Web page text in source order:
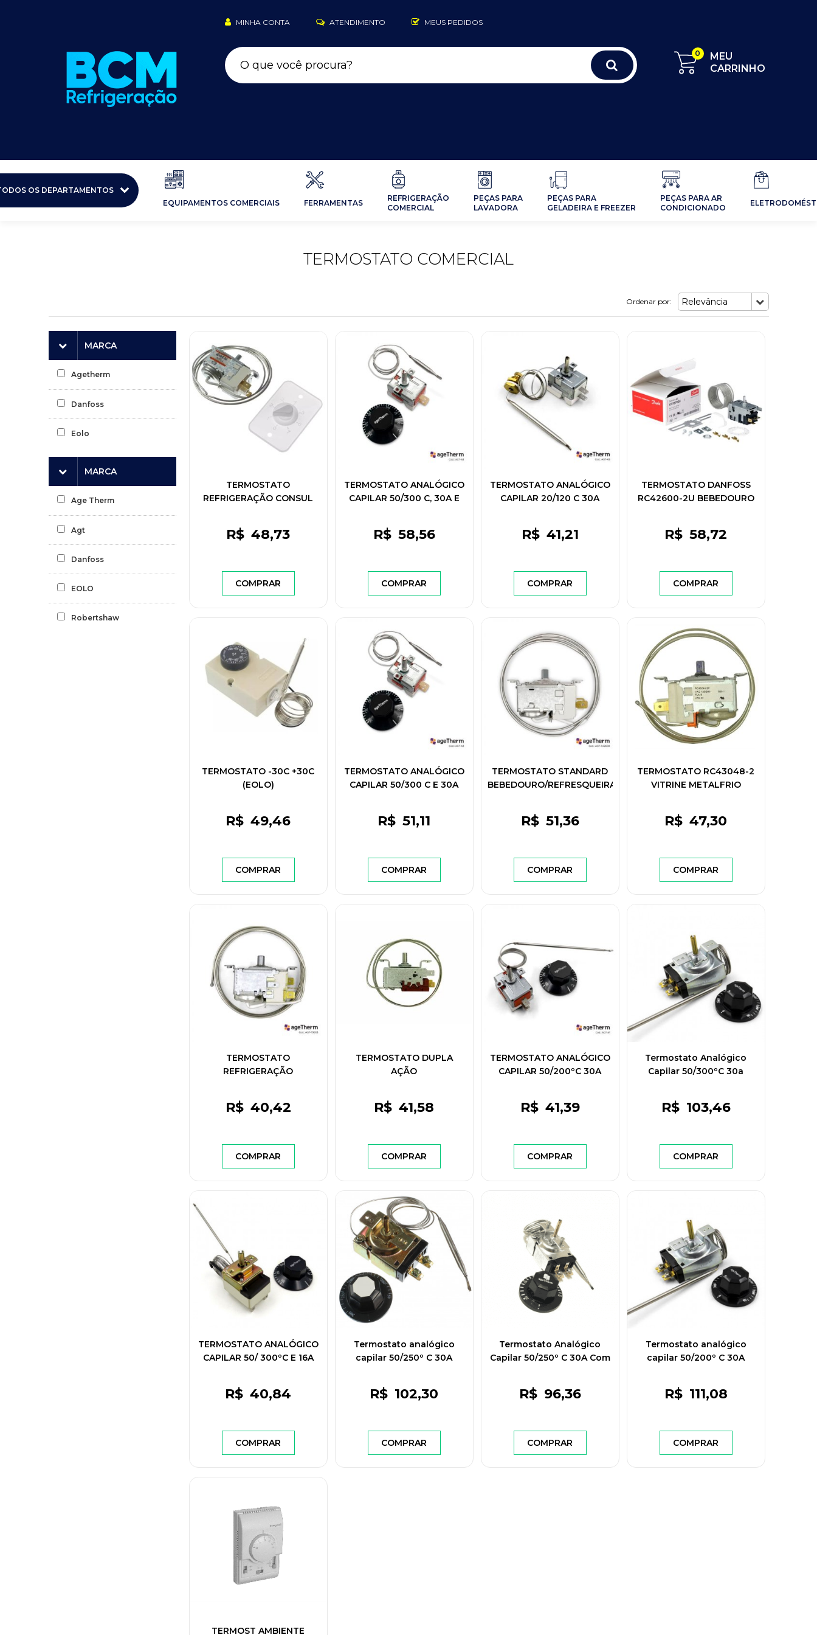
MINHA CONTA ATENDIMENTO MEUS PEDIDOS
0
MEU
CARRINHO
OS DEPARTAMENTOS
EQUIPAMENTOS COMERCIAIS
FERRAMENTAS
REFRIGERAÇÃO
COMERCIAL
PEÇAS PARA
LAVADORA
PEÇAS PARA
GELADEIRA E FREEZER
PEÇAS PARA AR
CONDICIONADO
TERMOSTATO COMERCIAL
Ordenar por: Relevância
MARCA
Agetherm
Danfoss
Eolo
MARCA
Age Therm
Agt
Danfoss
EOLO
Robertshaw
TERMOSTATO
REFRIGERAÇÃO CONSUL
R$ 48,73
COMPRAR
TERMOSTATO ANALÓGICO
CAPILAR 50/300 C, 30A E
R$ 58,56
COMPRAR
TERMOSTATO ANALÓGICO
CAPILAR 20/120 C 30A
R$ 41,21
COMPRAR
TERMOSTATO DANFOSS
RC42600-2U BEBEDOURO
R$ 58,72
COMPRAR
TERMOSTATO -30C +30C
(EOLO)
R$ 49,46
COMPRAR
TERMOSTATO ANALÓGICO
CAPILAR 50/300 C E 30A
R$ 51,11
COMPRAR
TERMOSTATO STANDARD
BEBEDOURO/REFRESQUEIRA
R$ 51,36
COMPRAR
TERMOSTATO RC43048-2
VITRINE METALFRIO
R$ 47,30
COMPRAR
TERMOSTATO
REFRIGERAÇÃO
125/250V - 6A - TSV2006
R$ 40,42
COMPRAR
TERMOSTATO DUPLA
AÇÃO
R$ 41,58
COMPRAR
TERMOSTATO ANALÓGICO
CAPILAR 50/200ºC 30A
R$ 41,39
COMPRAR
Termostato Analógico
Capilar 50/300ºC 30a
R$ 103,46
COMPRAR
TERMOSTATO ANALÓGICO
CAPILAR 50/ 300ºC E 16A
R$ 40,84
COMPRAR
Termostato analógico
capilar 50/250º C 30A
R$ 102,30
COMPRAR
Termostato Analógico
Capilar 50/250º C 30A Com
R$ 96,36
COMPRAR
Termostato analógico
capilar 50/200º C 30A
R$ 111,08
COMPRAR
TERMOST AMBIENTE